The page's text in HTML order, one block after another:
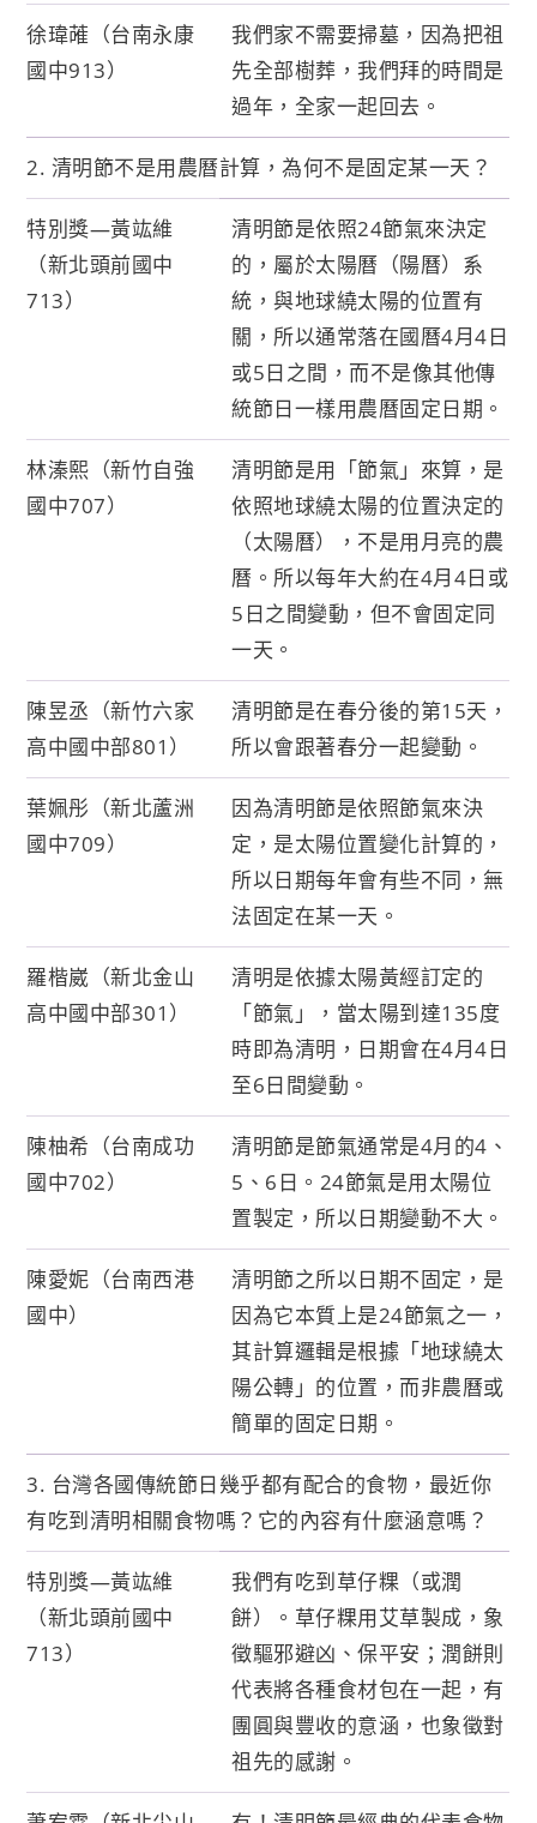
徐瑋蓶（台南永康
國中913）
我們家不需要掃墓，因為把祖
先全部樹葬，我們拜的時間是
過年，全家一起回去。
2. 清明節不是用農曆計算，為何不是固定某一天？
特別獎—黃竑維
（新北頭前國中
713）
清明節是依照24節氣來決定
的，屬於太陽曆（陽曆）系
統，與地球繞太陽的位置有
關，所以通常落在國曆4月4日
或5日之間，而不是像其他傳
統節日一樣用農曆固定日期。
林溱熙（新竹自強
國中707）
清明節是用「節氣」來算，是
依照地球繞太陽的位置決定的
（太陽曆），不是用月亮的農
曆。所以每年大約在4月4日或
5日之間變動，但不會固定同
一天。
陳昱丞（新竹六家
高中國中部801）
清明節是在春分後的第15天，
所以會跟著春分一起變動。
葉姵彤（新北蘆洲
國中709）
因為清明節是依照節氣來決
定，是太陽位置變化計算的，
所以日期每年會有些不同，無
法固定在某一天。
羅楷崴（新北金山
高中國中部301）
清明是依據太陽黃經訂定的
「節氣」，當太陽到達135度
時即為清明，日期會在4月4日
至6日間變動。
陳柚希（台南成功
國中702）
清明節是節氣通常是4月的4、
5、6日。24節氣是用太陽位
置製定，所以日期變動不大。
陳愛妮（台南西港
國中）
清明節之所以日期不固定，是
因為它本質上是24節氣之一，
其計算邏輯是根據「地球繞太
陽公轉」的位置，而非農曆或
簡單的固定日期。
3. 台灣各國傳統節日幾乎都有配合的食物，最近你
有吃到清明相關食物嗎？它的內容有什麼涵意嗎？
特別獎—黃竑維
（新北頭前國中
713）
我們有吃到草仔粿（或潤
餅）。草仔粿用艾草製成，象
徵驅邪避凶、保平安；潤餅則
代表將各種食材包在一起，有
團圓與豐收的意涵，也象徵對
祖先的感謝。